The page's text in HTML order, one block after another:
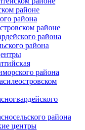
районе
района
районе
района
района
района
района
центры